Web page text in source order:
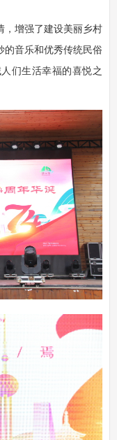
，增强了建设美丽乡村
的音乐和优秀传统民俗
们生活幸福的喜悦之